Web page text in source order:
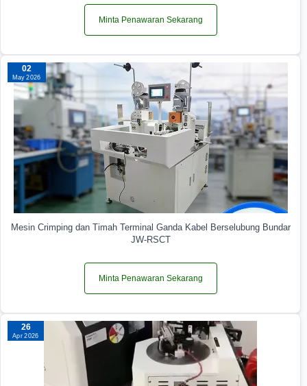
Minta Penawaran Sekarang
02
May 2026
Mesin Crimping dan Timah Terminal Ganda Kabel Berselubung Bundar
JW-RSCT
Minta Penawaran Sekarang
26
Apr 2026